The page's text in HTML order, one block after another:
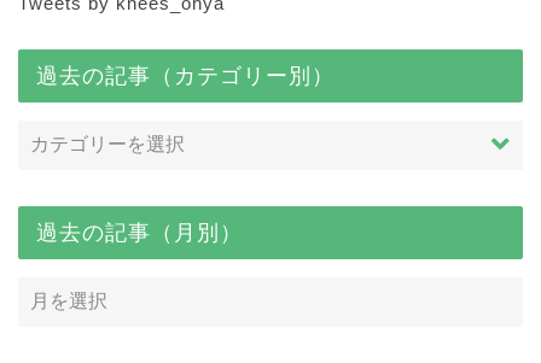
過去の記事（カテゴリー別）
過去の記事（月別）